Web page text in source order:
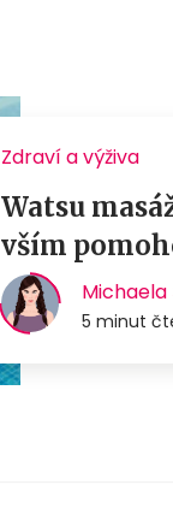
Zdraví a výživa
Watsu
vším
Michaela
5 minut